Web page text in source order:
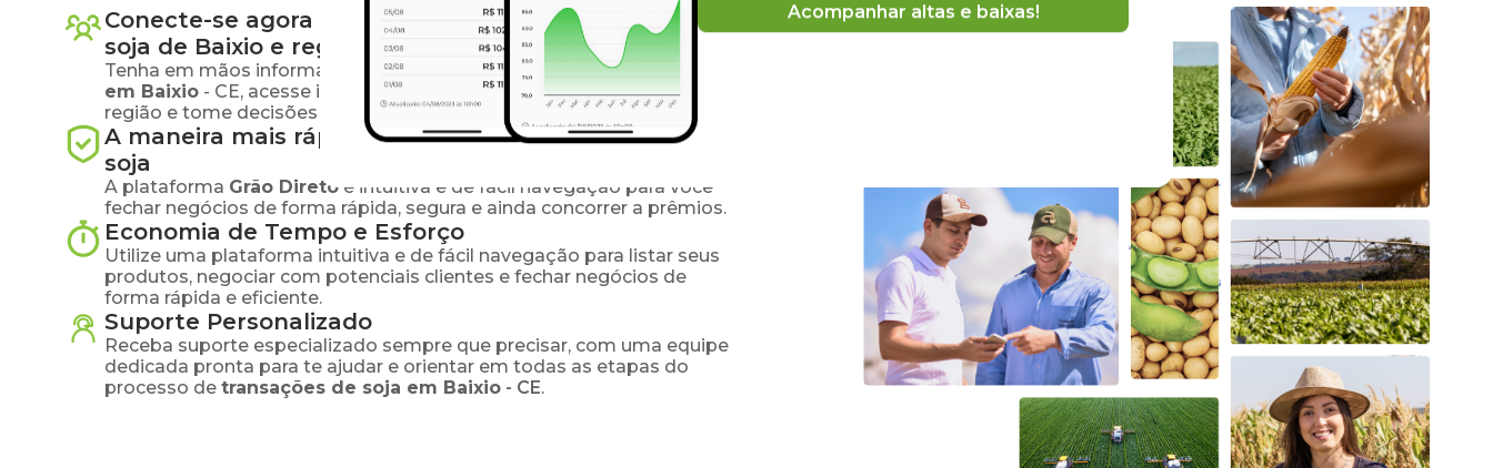
Conecte-se agora com produtores e compradores de
soja de Baixio e região
Tenha em mãos informações atualizadas sobre o preçoda soja
em Baixio - CE, acesse informações sobre oferta e demanda na sua
região e tome decisões estratégicas baseadas em dados atualizados.
A maneira mais rápida e segura de comprar e vender
soja
A plataforma Grão Direto é intuitiva e de fácil navegação para você
fechar negócios de forma rápida, segura e ainda concorrer a prêmios.
Economia de Tempo e Esforço
Utilize uma plataforma intuitiva e de fácil navegação para listar seus
produtos, negociar com potenciais clientes e fechar negócios de
forma rápida e eficiente.
Suporte Personalizado
Receba suporte especializado sempre que precisar, com uma equipe
dedicada pronta para te ajudar e orientar em todas as etapas do
processo de transações de soja em Baixio - CE.
Acompanhar altas e baixas!